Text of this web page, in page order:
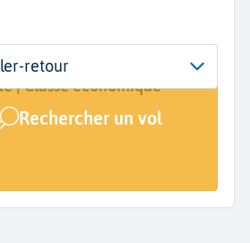
France (FDF)
votre voyage
| Classe
| Classe économique
Rechercher un vol
retour